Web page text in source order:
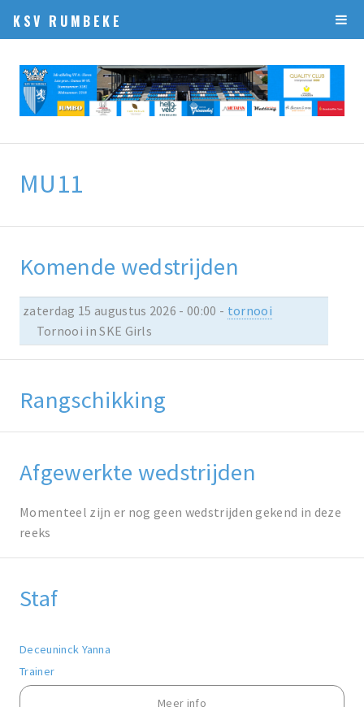
KSV RUMBEKE
MU11
Komende wedstrijden
zaterdag 15 augustus 2026 - 00:00 - tornooi
Tornooi in SKE Girls
Rangschikking
Afgewerkte wedstrijden
Momenteel zijn er nog geen wedstrijden gekend in deze
reeks
Staf
Deceuninck Yanna
Trainer
Meer info